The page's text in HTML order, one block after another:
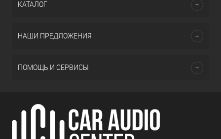
КАТАЛОГ
НАШИ ПРЕДЛОЖЕНИЯ
ПОМОЩЬ И СЕРВИСЫ